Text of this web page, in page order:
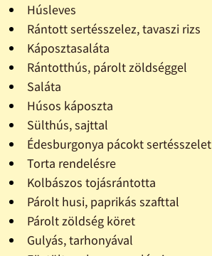
Húsleves
Rántott sertésszelez, tavaszi rizs
Káposztasaláta
Rántotthús, párolt zöldséggel
Saláta
Húsos káposzta
Sülthús, sajttal
Édesburgonya pácokt sertésszelet
Torta rendelésre
Kolbászos tojásrántotta
Párolt husi, paprikás szafttal
Párolt zöldség köret
Gulyás, tarhonyával